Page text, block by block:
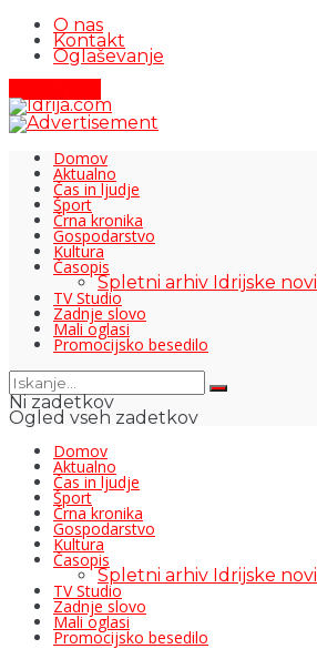
O nas
Kontakt
Oglaševanje
Domov
Aktualno
Čas in ljudje
Šport
Črna kronika
Gospodarstvo
Kultura
Časopis
Spletni arhiv Idrijske
TV Studio
Zadnje slovo
Mali oglasi
Promocijsko besedilo
Ni zadetkov
Ogled vseh zadetkov
Domov
Aktualno
Čas in ljudje
Šport
Črna kronika
Gospodarstvo
Kultura
Časopis
Spletni arhiv Idrijske
TV Studio
Zadnje slovo
Mali oglasi
Promocijsko besedilo